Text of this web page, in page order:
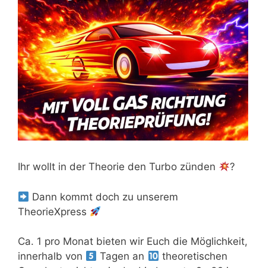
Ihr wollt in der Theorie den Turbo zünden ?
Dann kommt doch zu unserem
TheorieXpress
Ca. 1 pro Monat bieten wir Euch die Möglichkeit,
innerhalb von
Tagen an
theoretischen